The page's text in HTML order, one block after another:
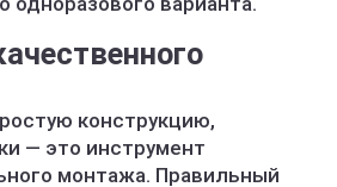
конструкцию,
— это инструмент
монтажа. Правильный